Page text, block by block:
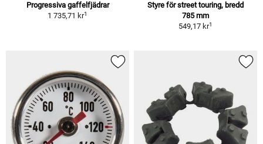
Progressiva gaffelfjädrar
1 735,71 kr1
Styre för street touring, bredd
785 mm
549,17 kr1